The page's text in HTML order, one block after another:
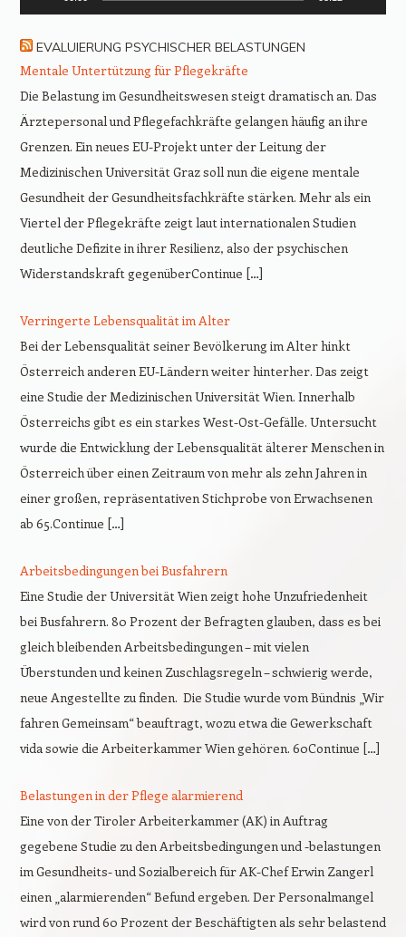
EVALUIERUNG PSYCHISCHER BELASTUNGEN
Mentale Untertützung für Pflegekräfte
Die Belastung im Gesundheitswesen steigt dramatisch an. Das
Ärztepersonal und Pflegefachkräfte gelangen häufig an ihre
Grenzen. Ein neues EU-Projekt unter der Leitung der
Medizinischen Universität Graz soll nun die eigene mentale
Gesundheit der Gesundheitsfachkräfte stärken. Mehr als ein
Viertel der Pflegekräfte zeigt laut internationalen Studien
deutliche Defizite in ihrer Resilienz, also der psychischen
Widerstandskraft gegenüberContinue […]
Verringerte Lebensqualität im Alter
Bei der Lebensqualität seiner Bevölkerung im Alter hinkt
Österreich anderen EU-Ländern weiter hinterher. Das zeigt
eine Studie der Medizinischen Universität Wien. Innerhalb
Österreichs gibt es ein starkes West-Ost-Gefälle. Untersucht
wurde die Entwicklung der Lebensqualität älterer Menschen in
Österreich über einen Zeitraum von mehr als zehn Jahren in
einer großen, repräsentativen Stichprobe von Erwachsenen
ab 65.Continue […]
Arbeitsbedingungen bei Busfahrern
Eine Studie der Universität Wien zeigt hohe Unzufriedenheit
bei Busfahrern. 80 Prozent der Befragten glauben, dass es bei
gleich bleibenden Arbeitsbedingungen – mit vielen
Überstunden und keinen Zuschlagsregeln – schwierig werde,
neue Angestellte zu finden. Die Studie wurde vom Bündnis „Wir
fahren Gemeinsam“ beauftragt, wozu etwa die Gewerkschaft
vida sowie die Arbeiterkammer Wien gehören. 60Continue […]
Belastungen in der Pflege alarmierend
Eine von der Tiroler Arbeiterkammer (AK) in Auftrag
gegebene Studie zu den Arbeitsbedingungen und -belastungen
im Gesundheits- und Sozialbereich für AK-Chef Erwin Zangerl
einen „alarmierenden“ Befund ergeben. Der Personalmangel
wird von rund 60 Prozent der Beschäftigten als sehr belastend